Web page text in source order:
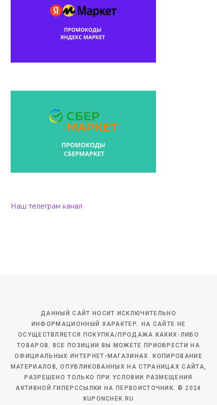
Наш телеграм канал
ДАННЫЙ САЙТ НОСИТ ИСКЛЮЧИТЕЛЬНО
ИНФОРМАЦИОННЫЙ ХАРАКТЕР. НА САЙТЕ НЕ
ОСУЩЕСТВЛЯЕТСЯ ПОКУПКА/ПРОДАЖА КАКИХ-ЛИБО
ТОВАРОВ. ВСЕ ПОЗИЦИИ ВЫ МОЖЕТЕ ПРИОБРЕСТИ НА
ОФИЦИАЛЬНЫХ ИНТЕРНЕТ-МАГАЗИНАХ. КОПИРОВАНИЕ
МАТЕРИАЛОВ, ОПУБЛИКОВАННЫХ НА СТРАНИЦАХ САЙТА,
РАЗРЕШЕНО ТОЛЬКО ПРИ УСЛОВИИ РАЗМЕЩЕНИЯ
АКТИВНОЙ ГИПЕРССЫЛКИ НА ПЕРВОИСТОЧНИК. © 2024
KUPONCHEK.RU